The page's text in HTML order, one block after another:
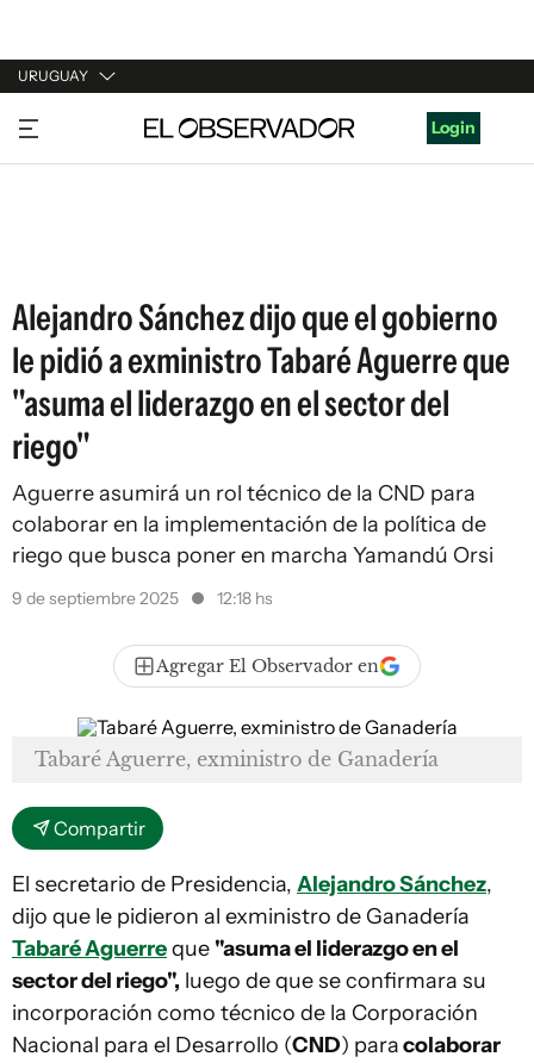
URUGUAY
URUGUAY
ARGENTINA
Login
Alejandro Sánchez dijo que el gobierno
le pidió a exministro Tabaré Aguerre que
"asuma el liderazgo en el sector del
riego"
Aguerre asumirá un rol técnico de la CND para
colaborar en la implementación de la política de
riego que busca poner en marcha Yamandú Orsi
9 de septiembre 2025 12:18 hs
Agregar El Observador en
Tabaré Aguerre, exministro de Ganadería
Compartir
El secretario de Presidencia, Alejandro Sánchez,
dijo que le pidieron al exministro de Ganadería
Tabaré Aguerreque "asuma el liderazgo en el
sector del riego", luego de que se confirmara su
incorporación como técnico de la Corporación
Nacional para el Desarrollo (CND) paracolaborar